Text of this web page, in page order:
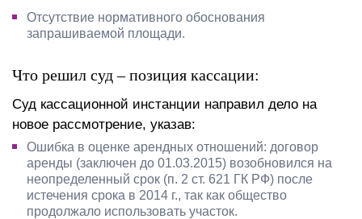
Отсутствие нормативного обоснования
запрашиваемой площади.
Что решил суд – позиция кассации:
Суд кассационной инстанции направил дело на
новое рассмотрение, указав:
Ошибка в оценке арендных отношений: договор
аренды (заключен до 01.03.2015) возобновился на
неопределенный срок (п. 2 ст. 621 ГК РФ) после
истечения срока в 2014 г., так как общество
продолжало использовать участок.